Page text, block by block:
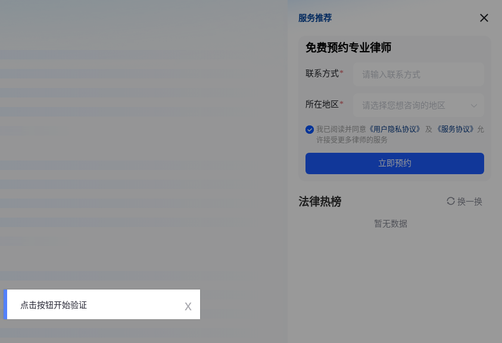
服务推荐
服务推荐
免费预约专业律师
联系方式
所在地区
我已阅读并同意 《用户隐私协议》 及 《服务协议》 允
许接受更多律师的服务
立即预约
法律热榜 换一换
暂无数据
点击按钮开始验证 x